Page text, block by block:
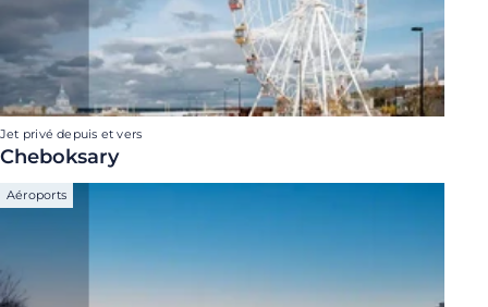
Jet privé depuis et vers
Cheboksary
Aéroports